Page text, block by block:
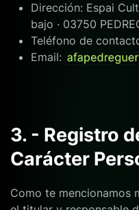
Dirección: Espai
bajo · 03750
Teléfono de
Email:
3. - Registro
Carácter
Como te mencionamos